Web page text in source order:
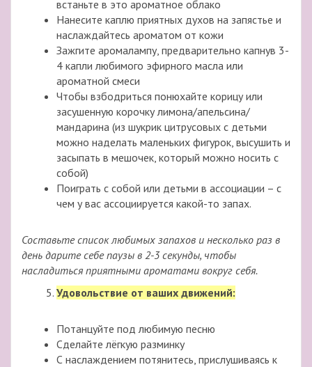
встаньте в это ароматное облако
Нанесите каплю приятных духов на запястье и
наслаждайтесь ароматом от кожи
Зажгите аромалампу, предварительно капнув 3-
4 капли любимого эфирного масла или
ароматной смеси
Чтобы взбодриться понюхайте корицу или
засушенную корочку лимона/апельсина/
мандарина (из шукрик цитрусовых с детьми
можно наделать маленьких фигурок, высушить и
засыпать в мешочек, который можно носить с
собой)
Поиграть с собой или детьми в ассоциации – с
чем у вас ассоциируется какой-то запах.
Составьте список любимых запахов и несколько раз в
день дарите себе паузы в 2-3 секунды, чтобы
насладиться приятными ароматами вокруг себя.
Удовольствие от ваших движений:
Потанцуйте под любимую песню
Сделайте лёгкую разминку
С наслаждением потянитесь, прислушиваясь к